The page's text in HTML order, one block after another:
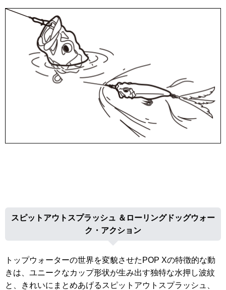
スピットアウトスプラッシュ ＆ローリングドッグウォー
ク・アクション
トップウォーターの世界を変貌させたPOP Xの特徴的な動
きは、ユニークなカップ形状が生み出す独特な水押し波紋
と、きれいにまとめあげるスピットアウトスプラッシュ、